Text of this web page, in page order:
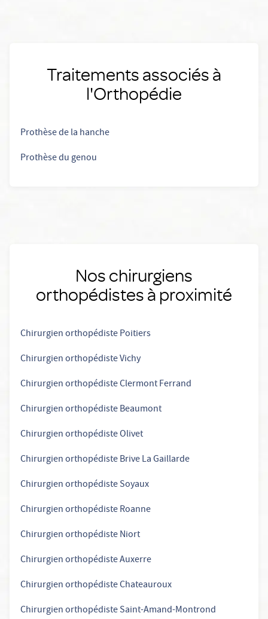
Traitements associés à
l'Orthopédie
Prothèse de la hanche
Prothèse du genou
Nos chirurgiens
orthopédistes à proximité
Chirurgien orthopédiste Poitiers
Chirurgien orthopédiste Vichy
Chirurgien orthopédiste Clermont Ferrand
Chirurgien orthopédiste Beaumont
Chirurgien orthopédiste Olivet
Chirurgien orthopédiste Brive La Gaillarde
Chirurgien orthopédiste Soyaux
Chirurgien orthopédiste Roanne
Chirurgien orthopédiste Niort
Chirurgien orthopédiste Auxerre
Chirurgien orthopédiste Chateauroux
Chirurgien orthopédiste Saint-Amand-Montrond